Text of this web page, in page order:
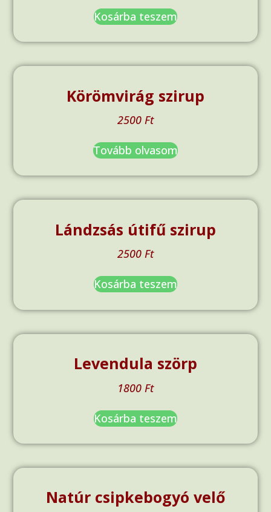
Kosárba teszem
Körömvirág szirup
2500 Ft
Tovább olvasom
Lándzsás útifű szirup
2500 Ft
Kosárba teszem
Levendula szörp
1800 Ft
Kosárba teszem
Natúr csipkebogyó velő